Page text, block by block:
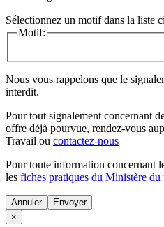
Sélectionnez un motif dans la liste
Motif:
Nous vous rappelons que le
interdit.
Pour tout signalement concernant
offre déjà pourvue, rendez-vous
Travail ou contactez-nous
Pour toute information concernant
les fiches pratiques du Ministère du
Annuler
×